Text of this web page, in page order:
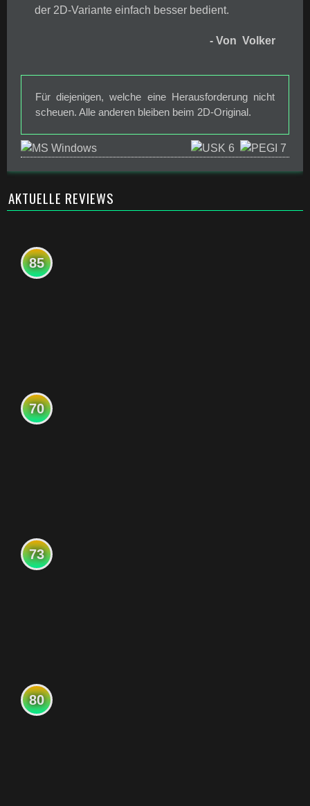
der 2D-Variante einfach besser bedient.
- Von Volker
Für diejenigen, welche eine Herausforderung nicht
scheuen. Alle anderen bleiben beim 2D-Original.
AKTUELLE REVIEWS
85
70
73
80